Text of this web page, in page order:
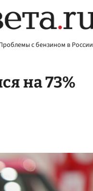
с бензином в России
на 73%